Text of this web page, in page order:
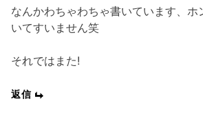
なんかわちゃわちゃ書いています、ホ
いてすいません笑
それではまた!
返信